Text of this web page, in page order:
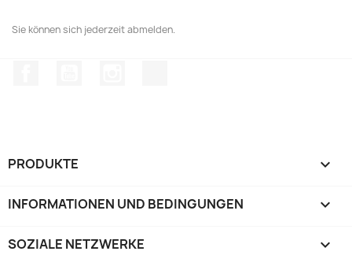
Sie können sich jederzeit abmelden.
PRODUKTE 
INFORMATIONEN UND BEDINGUNGEN 
SOZIALE NETZWERKE 